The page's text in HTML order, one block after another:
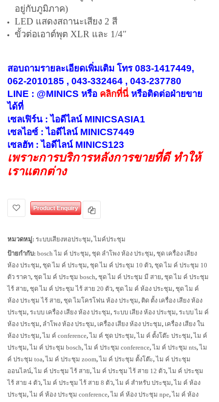
อยู่กับภูมิภาค)
LED แสดงสถานะเสียง 2 สี
ขั้วต่อเอาต์พุต XLR และ 1/4″
สอบถามรายละเอียดเพิ่มเติม โทร 083-1417449,
062-2010185 , 043-332464 , 043-237780
LINE : @MINICS หรือ คลิกที่นี่ หรือติดต่อฝ่ายขาย
ได้ที่
เซลเฟิร์น : ไอดีไลน์ MINICSASIA1
เซลไอซ์ : ไอดีไลน์ MINICS7449
เซลฮัท : ไอดีไลน์ MINICS123
เพราะการบริการหลังการขายที่ดี ทำให้
เราแตกต่าง
Product Enquiry
หมวดหมู่: ระบบเสียงหอประชุม,ไมค์ประชุม
ป้ายกำกับ: bosch ไม ค์ ประชุม, ชุด ลำโพง ห้อง ประชุม, ชุด เครื่อง เสียง
ห้อง ประชุม, ชุด ไม ค์ ประชุม, ชุด ไม ค์ ประชุม 10 ตัว, ชุด ไม ค์ ประชุม 10
ตัว ราคา, ชุด ไม ค์ ประชุม bosch, ชุด ไม ค์ ประชุม มี สาย, ชุด ไม ค์ ประชุม
ไร้ สาย, ชุด ไม ค์ ประชุม ไร้ สาย 20 ตัว, ชุด ไม ค์ ห้อง ประชุม, ชุด ไม ค์
ห้อง ประชุม ไร้ สาย, ชุด ไมโครโฟน ห้อง ประชุม, ติด ตั้ง เครื่อง เสียง ห้อง
ประชุม, ระบบ เครื่อง เสียง ห้อง ประชุม, ระบบ เสียง ห้อง ประชุม, ระบบ ไม ค์
ห้อง ประชุม, ลำโพง ห้อง ประชุม, เครื่อง เสียง ห้อง ประชุม, เครื่อง เสียง ใน
ห้อง ประชุม,ไม ค์ conference,ไม ค์ ชุด ประชุม,ไม ค์ ตั้งโต๊ะ ประชุม,ไม ค์
ประชุม,ไม ค์ ประชุม bosch,ไม ค์ ประชุม conference,ไม ค์ ประชุม nts,ไม
ค์ ประชุม toa,ไม ค์ ประชุม zoom,ไม ค์ ประชุม ตั้งโต๊ะ,ไม ค์ ประชุม
ออนไลน์,ไม ค์ ประชุม ไร้ สาย,ไม ค์ ประชุม ไร้ สาย 12 ตัว,ไม ค์ ประชุม
ไร้ สาย 4 ตัว,ไม ค์ ประชุม ไร้ สาย 8 ตัว,ไม ค์ สำหรับ ประชุม,ไม ค์ ห้อง
ประชุม,ไม ค์ ห้อง ประชุม conference,ไม ค์ ห้อง ประชุม npe,ไม ค์ ห้อง